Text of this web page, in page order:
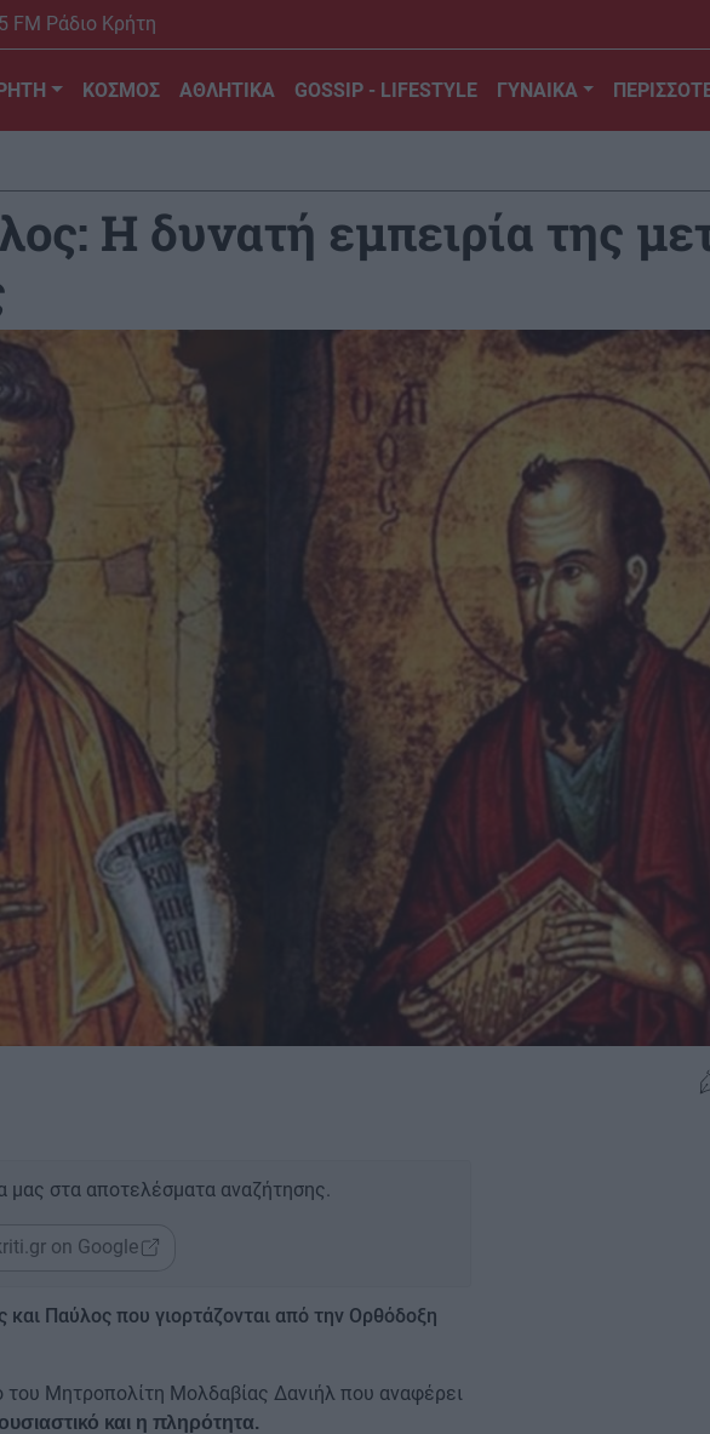
FM Ράδιο Κρήτη
ΚΟΣΜΟΣ ΑΘΛΗΤΙΚΑ GOSSIP - LIFESTYLE ΓΥΝΑΙΚΑ
H δυνατή εμπειρία της
μας στα αποτελέσματα αναζήτησης.
on Google
και Παύλος που γιορτάζονται από την Ορθόδοξη
του Μητροπολίτη Μολδαβίας Δανιήλ που αναφέρει
ουσιαστικό και η πληρότητα.